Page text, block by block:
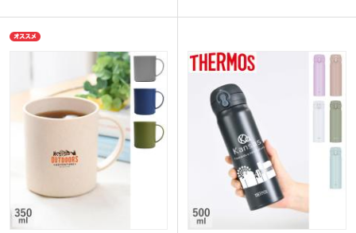
ト。ホコリなどが入りにくく、飲み口か
らはこぼれにくいです。フラップは後ろ
に倒して固定もできます。
1色で名入れが可能です。カフェのロゴ
を印刷してオープン記念や周年記念のノ
ベルティにおすすめです。
など幅広いシーンで配布できます。ポス
トインできるサイズなので資料などと一
緒に気軽に郵送も可能です。